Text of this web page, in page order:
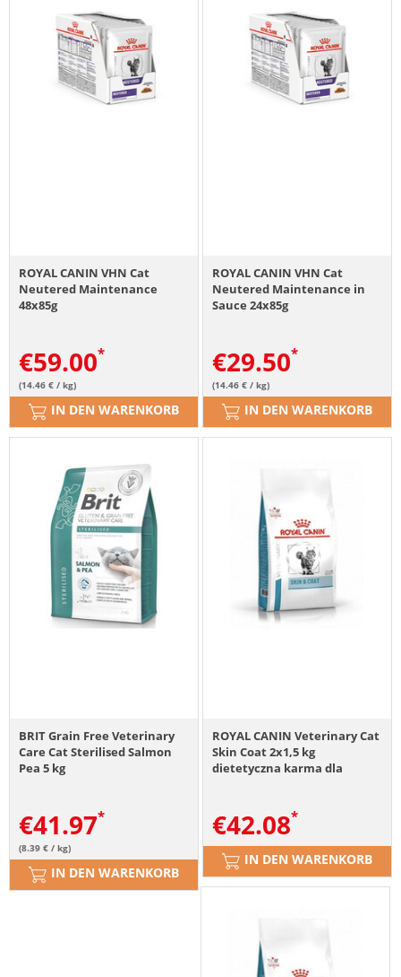
ROYAL CANIN VHN Cat
Neutered Maintenance
48x85g
€59.00
(14.46 € / kg)
IN DEN WARENKORB
ROYAL CANIN VHN Cat
Neutered Maintenance in
Sauce 24x85g
€29.50
(14.46 € / kg)
IN DEN WARENKORB
BRIT Grain Free Veterinary
Care Cat Sterilised Salmon
Pea 5 kg
€41.97
(8.39 € / kg)
IN DEN WARENKORB
ROYAL CANIN Veterinary Cat
Skin Coat 2x1,5 kg
dietetyczna karma dla
€42.08
IN DEN WARENKORB